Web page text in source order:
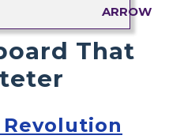
That
Revolution